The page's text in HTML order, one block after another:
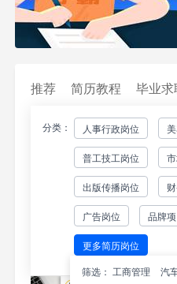
推荐 简历教程 毕业求
分类： 人事行政岗位
普工技工岗位
出版传播岗位
广告岗位 品牌
更多简历岗位
筛选： 工商管理 汽